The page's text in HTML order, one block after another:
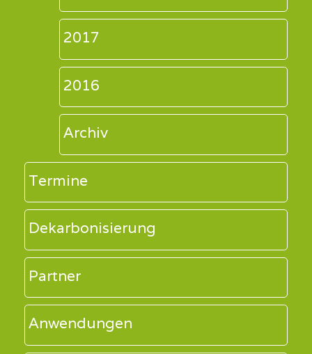
2017
2016
Archiv
Termine
Dekarbonisierung
Partner
Anwendungen